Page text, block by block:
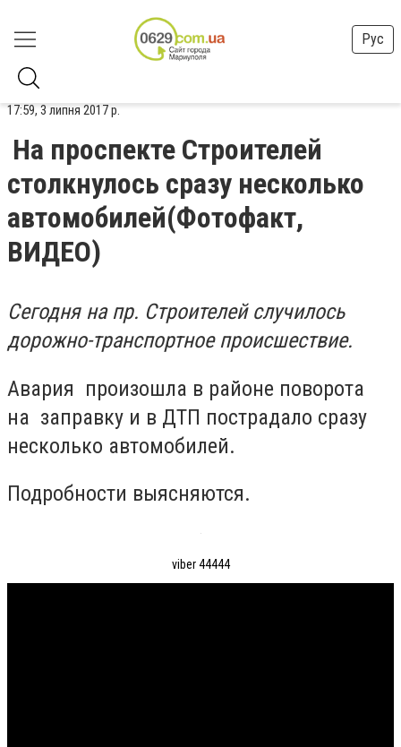
Рус
17:59, 3 липня 2017 р.
На проспекте Строителей
столкнулось сразу несколько
автомобилей(Фотофакт,
ВИДЕО)
Сегодня на пр. Строителей случилось
дорожно-транспортное происшествие.
Авария произошла в районе поворота
на заправку и в ДТП пострадало сразу
несколько автомобилей.
Подробности выясняются.
viber 44444